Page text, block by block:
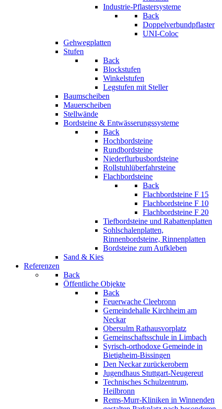
Industrie-Pflastersysteme
Back
Doppelverbundpflaster
UNI-Coloc
Gehwegplatten
Stufen
Back
Blockstufen
Winkelstufen
Legstufen mit Steller
Baumscheiben
Mauerscheiben
Stellwände
Bordsteine & Entwässerungssysteme
Back
Hochbordsteine
Rundbordsteine
Niederflurbusbordsteine
Rollstuhlüberfahrsteine
Flachbordsteine
Back
Flachbordsteine F 15
Flachbordsteine F 10
Flachbordsteine F 20
Tiefbordsteine und Rabattenplatten
Sohlschalenplatten,
Rinnenbordsteine, Rinnenplatten
Bordsteine zum Aufkleben
Sand & Kies
Referenzen
Back
Öffentliche Objekte
Back
Feuerwache Cleebronn
Gemeindehalle Kirchheim am
Neckar
Obersulm Rathausvorplatz
Gemeinschaftsschule in Limbach
Syrisch-orthodoxe Gemeinde in
Bietigheim-Bissingen
Den Neckar zurückerobern
Jugendhaus Stuttgart-Neugereut
Technisches Schulzentrum,
Heilbronn
Rems-Murr-Kliniken in Winnenden